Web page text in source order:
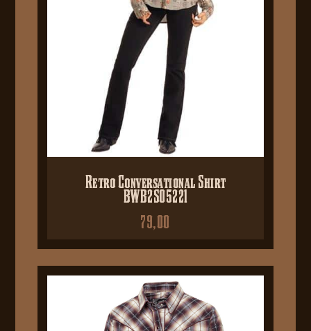
Retro Conversational Shirt
BWB2S05221
79,00